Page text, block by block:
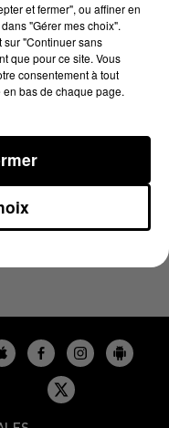
2025 À 09H00
et fermer", ou affiner en
"Gérer mes choix".
sur "Continuer sans
que pour ce site. Vous
consentement à tout
bas de chaque page.